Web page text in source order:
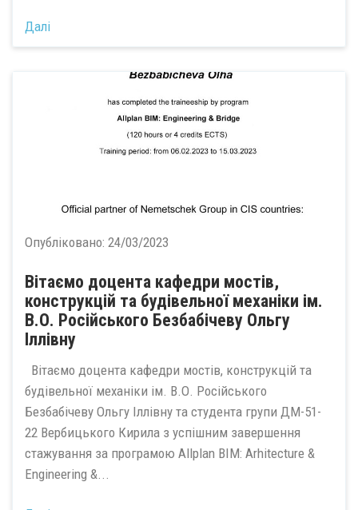
Далі
Опубліковано: 24/03/2023
Вітаємо доцента кафедри мостів,
конструкцій та будівельної механіки ім.
В.О. Російського Безбабічеву Ольгу
Іллівну
Вітаємо доцента кафедри мостів, конструкцій та
будівельної механіки ім. В.О. Російського
Безбабічеву Ольгу Іллівну та студента групи ДМ-51-
22 Вербицького Кирила з успішним завершення
стажування за програмою Allplan BIM: Arhitecture &
Engineering &...